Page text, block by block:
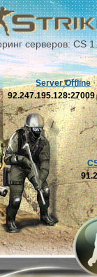
серверов: CS
Server Offline
92.247.195.128:27009